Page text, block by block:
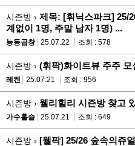
시즌방 › 제목: [휘닉스파크] 25/
계없이 1명, 주말 남자 1명) ...
능동곱창 25.07.22 조회 : 578
시즌방 › (휘팍)화이트뷰 주주 모
레켄 25.07.21 조회 : 956
시즌방 › 웰리힐리 시즌방 찾고
가수훌슬
25.07.21 조회 : 649
시즌방 › [웰팍] 25/26 숲속의쥬